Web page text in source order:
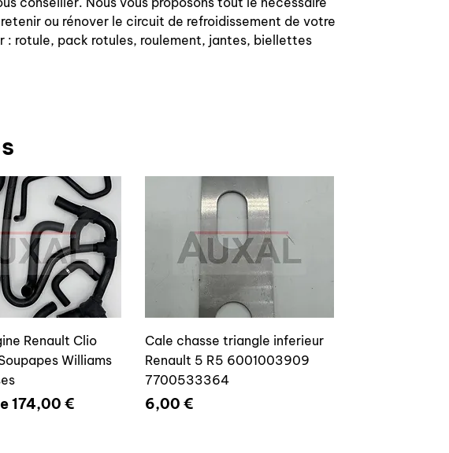
ou rénover le circuit de refroidissement de votre
: rotule, pack rotules, roulement, jantes, biellettes
Renault Clio
Williams
174,00 €
Cale chasse triangle inferieur
Renault 5 R5 6001003909
7700533364
Prix
6,00 €